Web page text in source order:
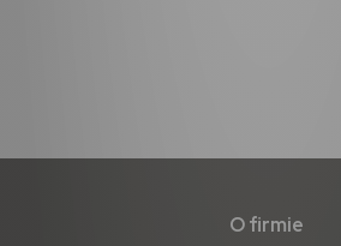
O firmie